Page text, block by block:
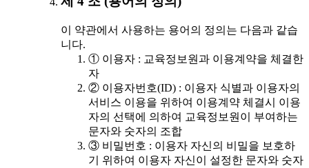
이 약관에서 사용하는 용어의 정의는 다음과 같습
니다.
① 이용자 : 교육정보원과 이용계약을 체결한
자
② 이용자번호(ID) : 이용자 식별과 이용자의
서비스 이용을 위하여 이용계약 체결시 이용
자의 선택에 의하여 교육정보원이 부여하는
문자와 숫자의 조합
③ 비밀번호 : 이용자 자신의 비밀을 보호하
기 위하여 이용자 자신이 설정한 문자와 숫자